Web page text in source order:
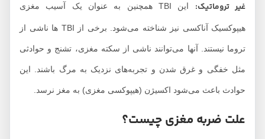
غیر تروماتیک: این TBI همچنین به عنوان یک آسیب مغزی
هیپوکسیک آناکسی نیز شناخته می‌شود. برخی از TBI ها ناشی از
تروما نیستند. آنها می‌توانند ناشی از سکته مغزی، تشنج و حوادثی
مثل خفگی و غرق شدن و تجربه‌های نزدیک به مرگ باشند. این
حوادث باعث می‌شود اکسیژن (هیپوکسی مغزی) به مغز نرسد.
علت ضربه مغزی چیست؟